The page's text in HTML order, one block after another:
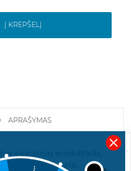
Į KREPŠELĮ
APRAŠYMAS
skalbinių minkštiklis,
aromato.